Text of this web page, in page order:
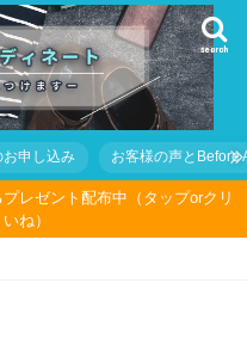
search
お申し込み お客様の声とBefore
レゼント配布中（タップorクリ
ね）